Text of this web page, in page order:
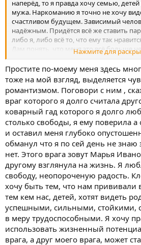
наперёд, то я правда хочу семью,
мужа. Наркоманию я точно не хочу
счастливом будущем. Зависимый
надёжным. Придётся всё же ставить
либо я, либо всё то, что ему так
Дам понять, что меня это всё больше
уже будем думать. Раз уж за мной тут
обязательно напишу, как сложится моя
Нажмите для
Простите по-моему меня здесь
тоже на мой взгляд, выделяется
романтизмом. Поговори с ним ,
враг которого я долго считала
коварный гад которого я долго
столько свободы, я ему поверила
и оставил меня глубоко
обманул что я по сей день не знаю
нет. Этого врага зовут Марья
другому взглянула на жизнь. Я
свободу, неопороченую радость.
хочу быть тем, что нам прививали
тем кем нас, детей, хотят видеть
успешными, сильными, стойкими,
в меру трудоспособными. Я хочу
использовать жизненный
врага, а друг моего врага, может